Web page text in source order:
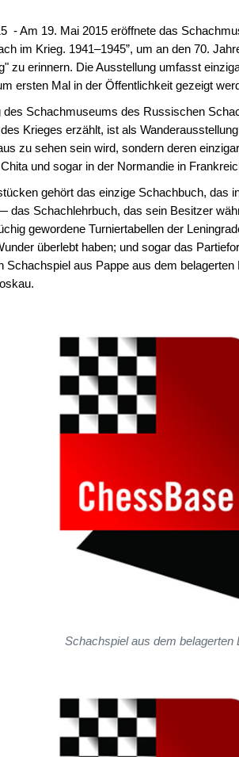
- Am 19. Mai 2015 eröffnete das
im Krieg. 1941–1945”, um an den 70.
zu erinnern. Die Ausstellung umfasst
ersten Mal in der Öffentlichkeit gezeigt
des Schachmuseums des Russischen
Krieges erzählt, ist als
zu sehen sein wird, sondern deren
und sogar in der Normandie in
gehört das einzige Schachbuch, das
das Schachlehrbuch, das sein Besitzer
gewordene Turniertabellen der
überlebt haben; und sogar das
Schachspiel aus Pappe aus dem
Schachspiel aus dem belagerten